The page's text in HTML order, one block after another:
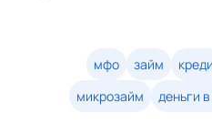
Займы онлайн
Денежные кредиты
мфо займ
микрозайм
деньги